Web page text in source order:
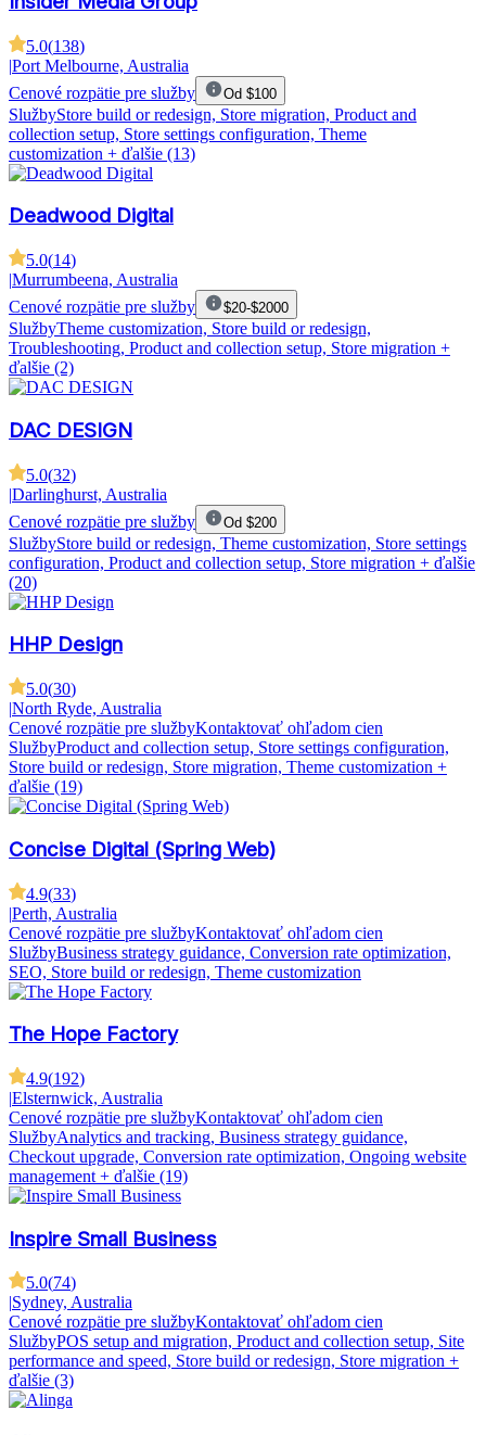
5.0(138)
|Port Melbourne, Australia
Cenové rozpätie pre služby
Od $100
SlužbyStore build or redesign, Store migration, Product and
collection setup, Store settings configuration, Theme
customization + ďalšie (13)
Deadwood Digital
5.0(14)
|Murrumbeena, Australia
Cenové rozpätie pre služby
$20-$2000
SlužbyTheme customization, Store build or redesign,
Troubleshooting, Product and collection setup, Store migration +
ďalšie (2)
DAC DESIGN
5.0(32)
|Darlinghurst, Australia
Cenové rozpätie pre služby
Od $200
SlužbyStore build or redesign, Theme customization, Store settings
configuration, Product and collection setup, Store migration + ďalšie
(20)
HHP Design
5.0(30)
|North Ryde, Australia
Cenové rozpätie pre službyKontaktovať ohľadom cien
SlužbyProduct and collection setup, Store settings configuration,
Store build or redesign, Store migration, Theme customization +
ďalšie (19)
Concise Digital (Spring Web)
4.9(33)
|Perth, Australia
Cenové rozpätie pre službyKontaktovať ohľadom cien
SlužbyBusiness strategy guidance, Conversion rate optimization,
SEO, Store build or redesign, Theme customization
The Hope Factory
4.9(192)
|Elsternwick, Australia
Cenové rozpätie pre službyKontaktovať ohľadom cien
SlužbyAnalytics and tracking, Business strategy guidance,
Checkout upgrade, Conversion rate optimization, Ongoing website
management + ďalšie (19)
Inspire Small Business
5.0(74)
|Sydney, Australia
Cenové rozpätie pre službyKontaktovať ohľadom cien
SlužbyPOS setup and migration, Product and collection setup, Site
performance and speed, Store build or redesign, Store migration +
ďalšie (3)